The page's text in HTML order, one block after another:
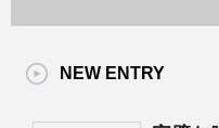
NEW ENTRY